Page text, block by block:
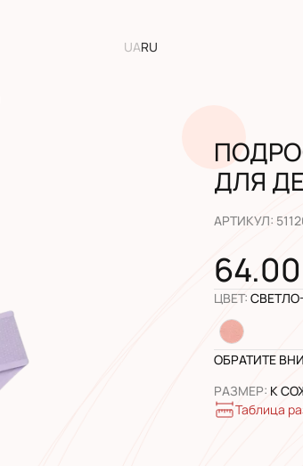
UARU
ДЛЯ
АРТИКУЛ:
ЦВЕТ:
ОБРАТИТЕ
РАЗМЕР: К
Таблица